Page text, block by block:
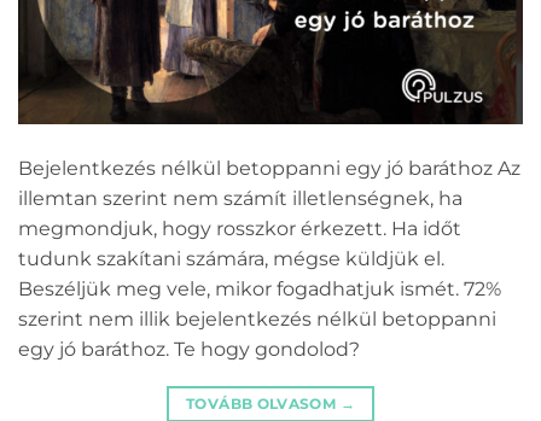
Bejelentkezés nélkül betoppanni egy jó baráthoz Az
illemtan szerint nem számít illetlenségnek, ha
megmondjuk, hogy rosszkor érkezett. Ha időt
tudunk szakítani számára, mégse küldjük el.
Beszéljük meg vele, mikor fogadhatjuk ismét. 72%
szerint nem illik bejelentkezés nélkül betoppanni
egy jó baráthoz. Te hogy gondolod?
TOVÁBB OLVASOM →